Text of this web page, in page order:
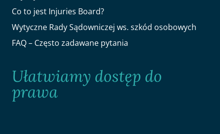
Co to jest Injuries Board?
Wytyczne Rady Sądowniczej ws. szkód osobowych
FAQ – Często zadawane pytania
Ułatwiamy dostęp do
prawa